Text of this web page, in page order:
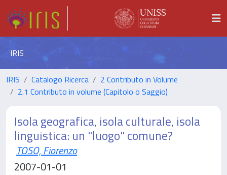
IRIS
IRIS Catalogo Ricerca
2 Contributo in Volume
2.1 Contributo in volume (Capitolo o Saggio)
Isola geografica, isola culturale, isola
linguistica: un "luogo" comune?
TOSO, Fiorenzo
2007-01-01